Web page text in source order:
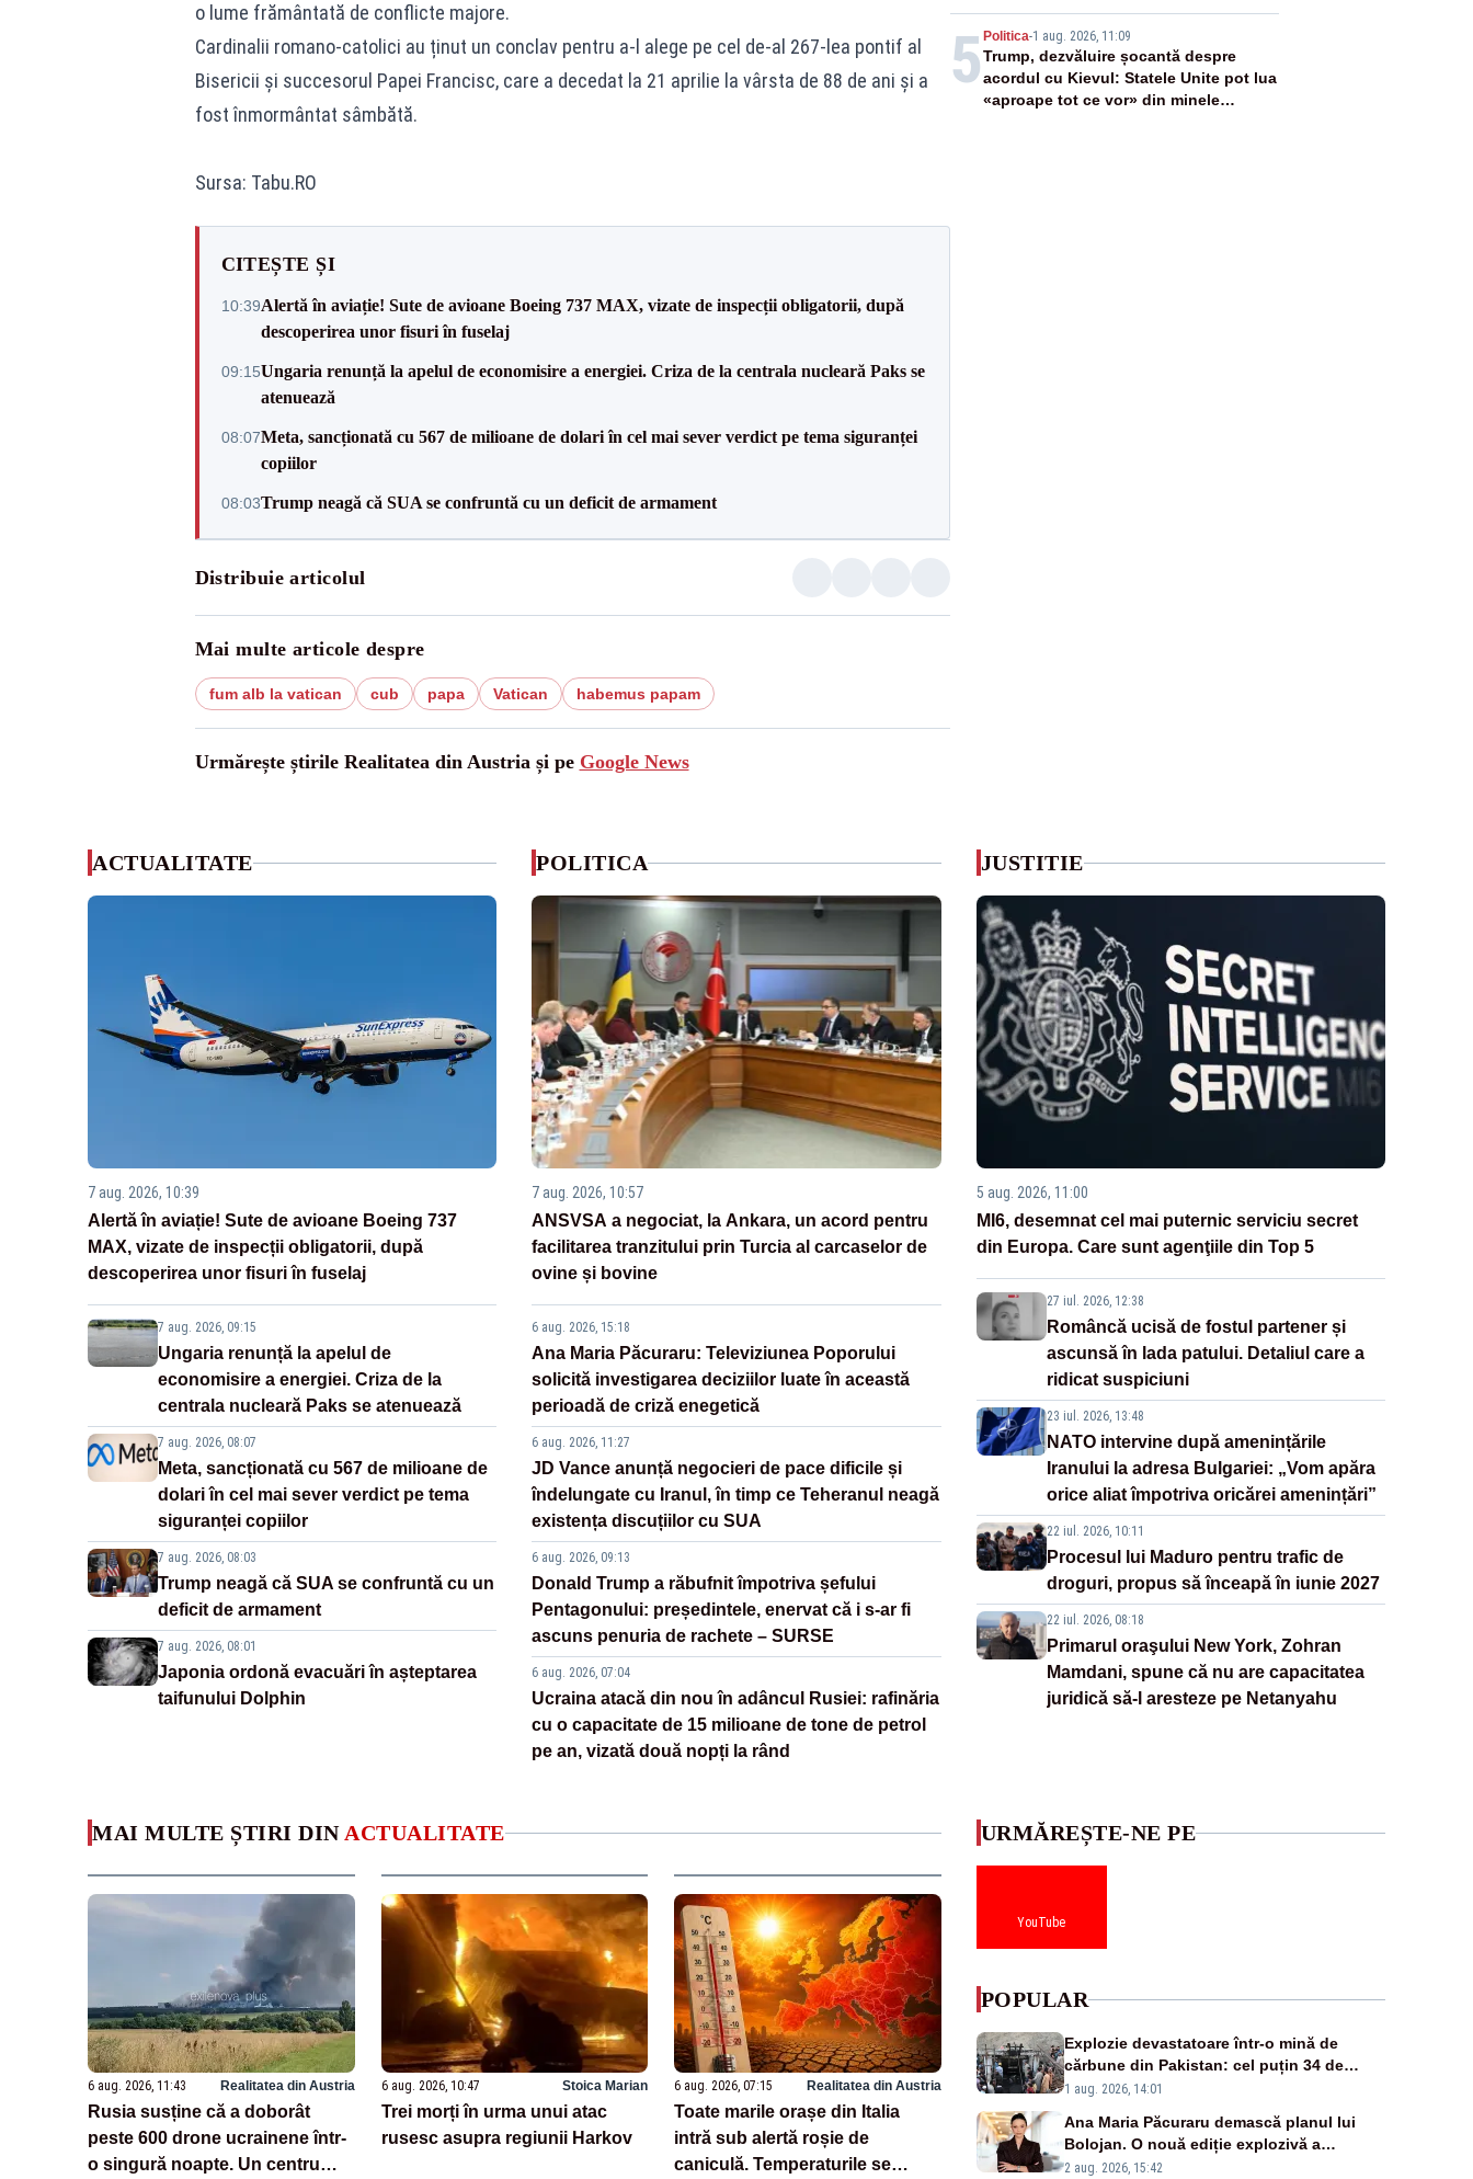
o lume frământată de conflicte majore.
Cardinalii romano-catolici au ținut un conclav pentru a-l alege pe cel de-al 267-lea pontif al
Bisericii şi succesorul Papei Francisc, care a decedat la 21 aprilie la vârsta de 88 de ani şi a
fost înmormântat sâmbătă.
Sursa: Tabu.RO
CITEȘTE ȘI
10:39Alertă în aviație! Sute de avioane Boeing 737 MAX, vizate de inspecții obligatorii, după
descoperirea unor fisuri în fuselaj
09:15Ungaria renunță la apelul de economisire a energiei. Criza de la centrala nucleară Paks se
atenuează
08:07Meta, sancționată cu 567 de milioane de dolari în cel mai sever verdict pe tema siguranței
copiilor
08:03Trump neagă că SUA se confruntă cu un deficit de armament
Distribuie articolul
Mai multe articole despre
fum alb la vatican cub papa Vatican habemus papam
Urmărește știrile Realitatea din Austria și pe Google News
5 Politica-1 aug. 2026, 11:09
Trump, dezvăluire șocantă despre
acordul cu Kievul: Statele Unite pot lua
«aproape tot ce vor» din minele
ACTUALITATE
7 aug. 2026, 10:39
Alertă în aviație! Sute de avioane Boeing 737
MAX, vizate de inspecții obligatorii, după
descoperirea unor fisuri în fuselaj
7 aug. 2026, 09:15
Ungaria renunță la apelul de
economisire a energiei. Criza de la
centrala nucleară Paks se atenuează
7 aug. 2026, 08:07
Meta, sancționată cu 567 de milioane de
dolari în cel mai sever verdict pe tema
siguranței copiilor
7 aug. 2026, 08:03
Trump neagă că SUA se confruntă cu un
deficit de armament
7 aug. 2026, 08:01
Japonia ordonă evacuări în așteptarea
taifunului Dolphin
POLITICA
7 aug. 2026, 10:57
ANSVSA a negociat, la Ankara, un acord pentru
facilitarea tranzitului prin Turcia al carcaselor de
ovine și bovine
6 aug. 2026, 15:18
Ana Maria Păcuraru: Televiziunea Poporului
solicită investigarea deciziilor luate în această
perioadă de criză enegetică
6 aug. 2026, 11:27
JD Vance anunță negocieri de pace dificile și
îndelungate cu Iranul, în timp ce Teheranul neagă
existența discuțiilor cu SUA
6 aug. 2026, 09:13
Donald Trump a răbufnit împotriva șefului
Pentagonului: președintele, enervat că i s-ar fi
ascuns penuria de rachete – SURSE
6 aug. 2026, 07:04
Ucraina atacă din nou în adâncul Rusiei: rafinăria
cu o capacitate de 15 milioane de tone de petrol
pe an, vizată două nopți la rând
JUSTITIE
5 aug. 2026, 11:00
MI6, desemnat cel mai puternic serviciu secret
din Europa. Care sunt agenţiile din Top 5
27 iul. 2026, 12:38
Româncă ucisă de fostul partener și
ascunsă în lada patului. Detaliul care a
ridicat suspiciuni
23 iul. 2026, 13:48
NATO intervine după amenințările
Iranului la adresa Bulgariei: „Vom apăra
orice aliat împotriva oricărei amenințări”
22 iul. 2026, 10:11
Procesul lui Maduro pentru trafic de
droguri, propus să înceapă în iunie 2027
22 iul. 2026, 08:18
Primarul oraşului New York, Zohran
Mamdani, spune că nu are capacitatea
juridică să-l aresteze pe Netanyahu
MAI MULTE ȘTIRI DIN ACTUALITATE
6 aug. 2026, 11:43 Realitatea din Austria
Rusia susține că a doborât
peste 600 drone ucrainene într-
o singură noapte. Un centru
6 aug. 2026, 10:47 Stoica Marian
Trei morți în urma unui atac
rusesc asupra regiunii Harkov
6 aug. 2026, 07:15 Realitatea din Austria
Toate marile orașe din Italia
intră sub alertă roșie de
caniculă. Temperaturile se
URMĂREȘTE-NE PE
YouTube
POPULAR
Explozie devastatoare într-o mină de
cărbune din Pakistan: cel puțin 34 de
morți - VIDEO
1 aug. 2026, 14:01
Ana Maria Păcuraru demască planul lui
Bolojan. O nouă ediție explozivă a
emisiunii „Miza Zilei” la Realitatea PLUS
2 aug. 2026, 15:42